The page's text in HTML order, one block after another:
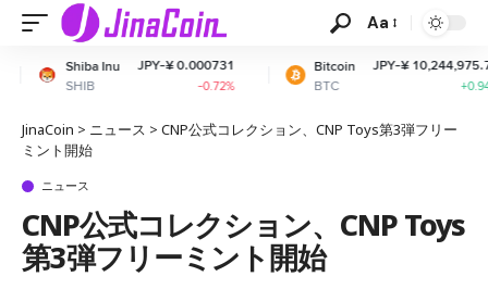
Aa
JPY-¥ 0.000731
-0.72%
Bitcoin
BTC
JPY-¥ 10,244,975.71
+0.94%
ETH
JinaCoin > ニュース > CNP公式コレクション、CNP Toys第3弾フリー
ミント開始
ニュース
CNP公式コレクション、CNP Toys
第3弾フリーミント開始